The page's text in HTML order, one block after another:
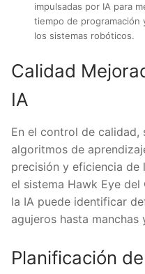
impulsadas por IA para
tiempo de programación
los sistemas robóticos.
Calidad
IA
En el control de calidad,
algoritmos de
precisión y eficiencia de
el sistema Hawk Eye
la IA puede identificar
agujeros hasta manchas
Planificación